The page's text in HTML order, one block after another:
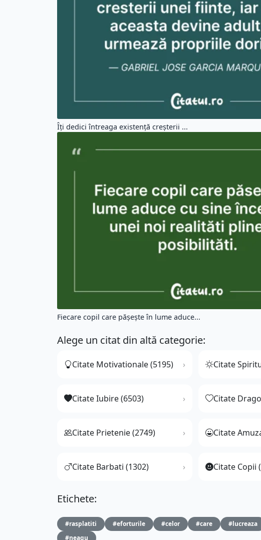
Îți dedici întreaga existență creșterii ...
Fiecare copil care pășește în lume aduce...
Alege un citat din altă categorie:
Citate Motivationale (5195) Citate
Citate Iubire (6503) Citate
Citate Prietenie (2749) Citate
Citate Barbati (1302) Citate Copii
Etichete:
#rasplatiti #eforturile #celor #care #lucreaza
#neagu